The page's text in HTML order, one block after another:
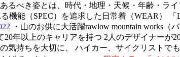
るべき姿とは、時代・地理・天候・年齢・
機能（SPEC）を追求した日常着（WEAR）
・山のお供に大活躍rawlow mountain works（
20年以上のキャリアを持つ 2人のデザイナー
気持ちを大切に、 ハイカー、サイクリスト